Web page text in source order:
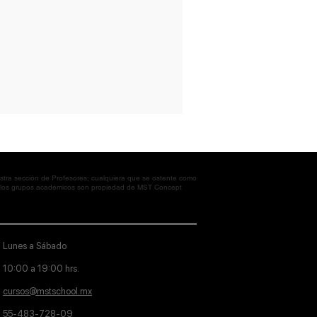
sección de Profesores; cualquiera que se ostente como
grupos académicos son propiedad de MST Concept
Lunes a Sábado
10:00 a 19:00 hrs.
cursos@mstschool.mx
55-483-728-09